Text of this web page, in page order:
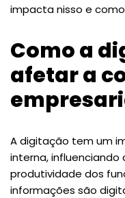
impacta nisso e
Como a
afetar a
A digitação tem um
interna, influenciando
produtividade dos
informações são